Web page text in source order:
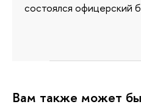
состоялся офицерский
Вам также может